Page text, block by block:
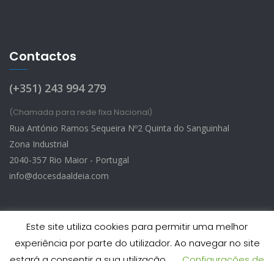
Contactos
(+351) 243 994 279
(Chamada para rede fixa Nacional)
Rua António Ramos Sequeira Nº2 Quinta do Sanguinhal
Zona Industrial
2040-357 Rio Maior - Portugal
info@docesdaaldeia.com
Doces d’Aldeia © 2026 - Todos os Direitos Reservados
Este site utiliza cookies para permitir uma melhor
experiência por parte do utilizador. Ao navegar no site